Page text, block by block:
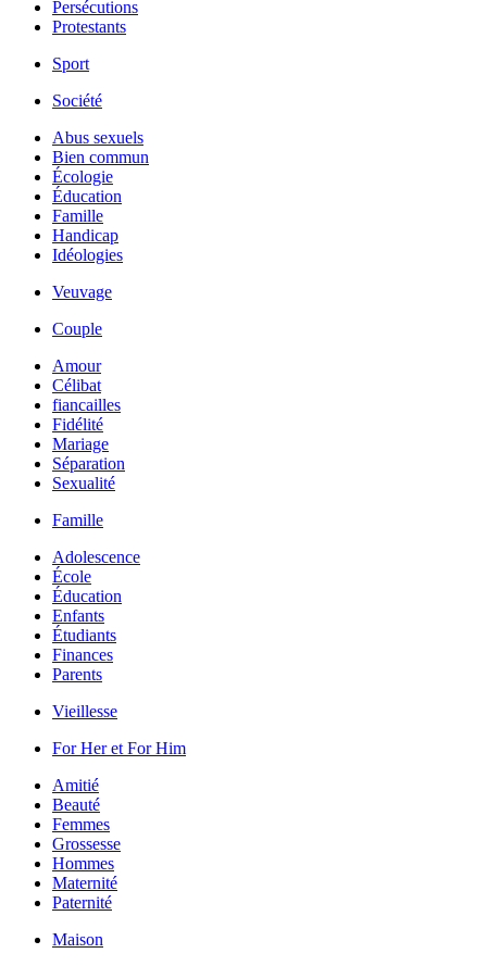
Persécutions
Protestants
Sport
Société
Abus sexuels
Bien commun
Écologie
Éducation
Famille
Handicap
Idéologies
Veuvage
Couple
Amour
Célibat
fiancailles
Fidélité
Mariage
Séparation
Sexualité
Famille
Adolescence
École
Éducation
Enfants
Étudiants
Finances
Parents
Vieillesse
For Her et For Him
Amitié
Beauté
Femmes
Grossesse
Hommes
Maternité
Paternité
Maison